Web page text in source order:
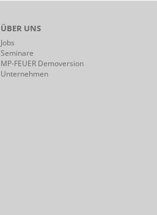
ÜBER UNS
Jobs
Seminare
MP-FEUER Demoversion
Unternehmen